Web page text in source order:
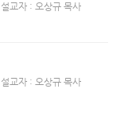
설교자 : 오상규 목사
설교자 : 오상규 목사